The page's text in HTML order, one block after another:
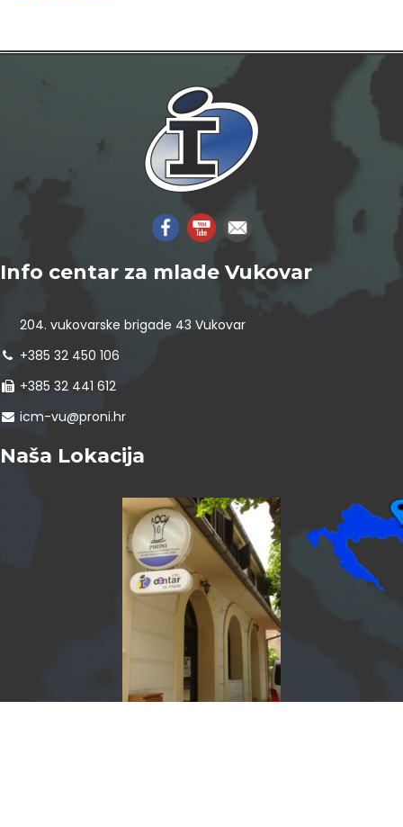
Info centar za mlade Vukovar
204. vukovarske brigade 43 Vukovar
+385 32 450 106
+385 32 441 612
icm-vu@proni.hr
Naša Lokacija